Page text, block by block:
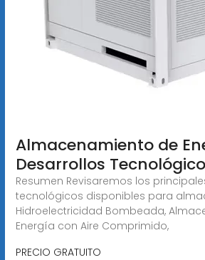
Almacenamiento de
Desarrollos
Resumen Revisaremos los
tecnológicos disponibles para
Hidroelectricidad Bombeada,
Energía con Aire Comprimido,
PRECIO GRATUITO